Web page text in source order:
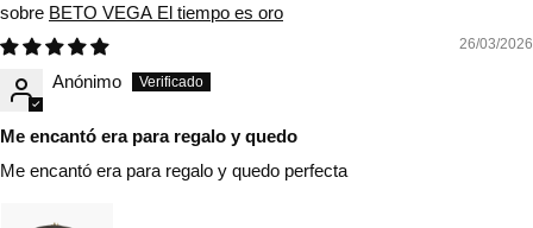
BETO VEGA El tiempo es oro
26/03/2026
Anónimo
Me encantó era para regalo y quedo
Me encantó era para regalo y quedo perfecta